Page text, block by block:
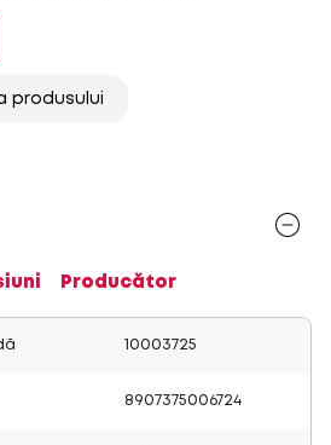
produsului
Producător
10003725
8907375006724